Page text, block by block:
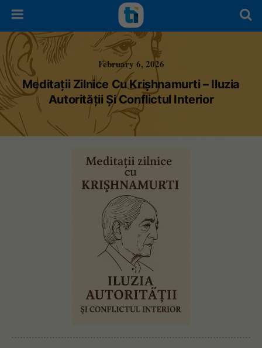
February 6, 2026
Meditații Zilnice Cu Krișhnamurti – Iluzia
Autorității Și Conflictul Interior